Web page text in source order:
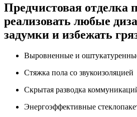
Предчистовая отделка
реализовать любые
задумки и избежать
Выровненные и
Стяжка пола со звукоизоляцией
Скрытая разводка
Энергоэффективные